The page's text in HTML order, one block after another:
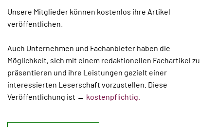
Unsere Mitglieder können kostenlos ihre Artikel
veröffentlichen.
Auch Unternehmen und Fachanbieter haben die
Möglichkeit, sich mit einem redaktionellen Fachartikel zu
präsentieren und ihre Leistungen gezielt einer
interessierten Leserschaft vorzustellen. Diese
Veröffentlichung ist → kostenpflichtig.